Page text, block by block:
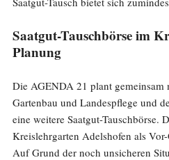
Saatgut-Tauschbörse im
Planung
Die AGENDA 21 plant
Gartenbau und Landespflege und
eine weitere Saatgut-Tauschbörse.
Kreislehrgarten Adelshofen als
Auf Grund der noch unsicheren